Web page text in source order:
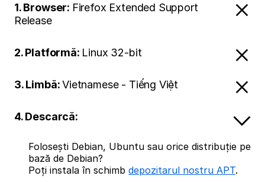
1. Browser: Firefox Extended Support
Release
2. Platformă: Linux 32-bit
3. Limbă:Vietnamese - Tiếng Việt
4. Descarcă:
Folosești Debian, Ubuntu sau orice distribuție pe
bază de Debian?
Poți instala în schimb depozitarul nostru APT.